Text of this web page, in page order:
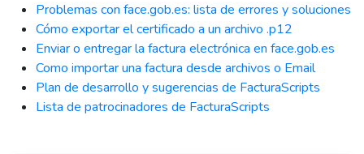
Problemas con face.gob.es: lista de errores y soluciones
Cómo exportar el certificado a un archivo .p12
Enviar o entregar la factura electrónica en face.gob.es
Como importar una factura desde archivos o Email
Plan de desarrollo y sugerencias de FacturaScripts
Lista de patrocinadores de FacturaScripts